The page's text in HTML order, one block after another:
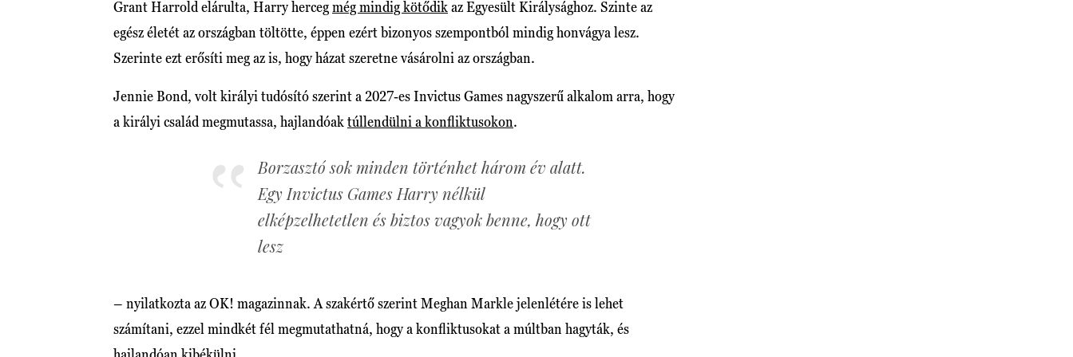
Grant Harrold elárulta, Harry hercegmég mindig kötődikaz Egyesült Királysághoz. Szinte az
egész életét az országban töltötte, éppen ezért bizonyos szempontból mindig honvágya lesz.
Szerinte ezt erősíti meg az is, hogy házat szeretne vásárolni az országban.
Jennie Bond, volt királyi tudósító szerint a 2027-es Invictus Games nagyszerű alkalom arra, hogy
a királyi család megmutassa, hajlandóaktúllendülni a konfliktusokon.
Borzasztó sok minden történhet három év alatt.
Egy Invictus Games Harry nélkül
elképzelhetetlen és biztos vagyok benne, hogy ott
lesz
– nyilatkozta az OK! magazinnak. A szakértő szerint Meghan Markle jelenlétére is lehet
számítani, ezzel mindkét fél megmutathatná, hogy a konfliktusokat a múltban hagyták, és